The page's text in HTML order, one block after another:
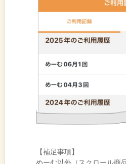
【補足事項】